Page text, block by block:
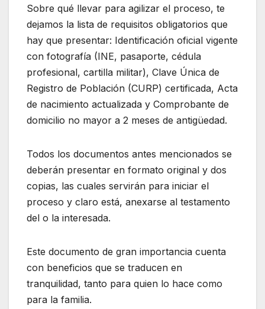
Sobre qué llevar para agilizar el proceso, te
dejamos la lista de requisitos obligatorios que
hay que presentar: Identificación oficial vigente
con fotografía (INE, pasaporte, cédula
profesional, cartilla militar), Clave Única de
Registro de Población (CURP) certificada, Acta
de nacimiento actualizada y Comprobante de
domicilio no mayor a 2 meses de antigüedad.
Todos los documentos antes mencionados se
deberán presentar en formato original y dos
copias, las cuales servirán para iniciar el
proceso y claro está, anexarse al testamento
del o la interesada.
Este documento de gran importancia cuenta
con beneficios que se traducen en
tranquilidad, tanto para quien lo hace como
para la familia.